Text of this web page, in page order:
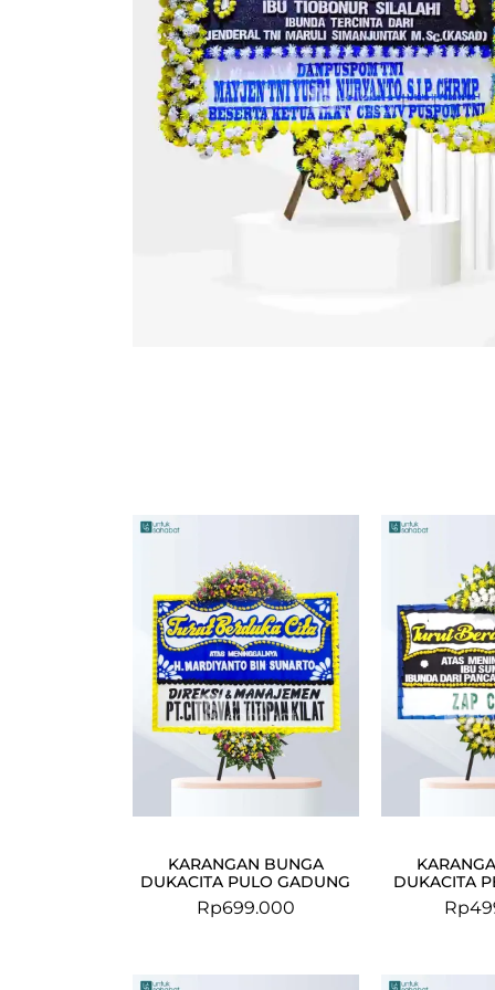
KARANGAN BUNGA
DUKACITA PULO GADUNG
Rp699.000
DUKACITA
Rp
Current